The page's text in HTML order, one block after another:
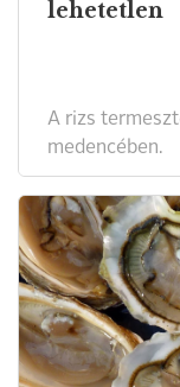
lehetetlen
A rizs
medencében.